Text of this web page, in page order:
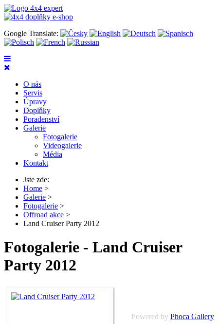
Google Translate:
O nás
Servis
Úpravy
Doplňky
Poradenství
Galerie
Fotogalerie
Videogalerie
Média
Kontakt
Jste zde:
Home >
Galerie >
Fotogalerie >
Offroad akce >
Land Cruiser Party 2012
Fotogalerie - Land Cruiser
Party 2012
Powered by Phoca Gallery